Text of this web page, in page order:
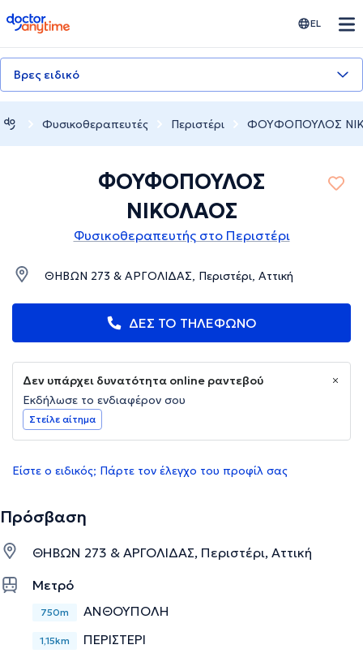
doctoranytime EL
Βρες ειδικό
Φυσικοθεραπευτές Περιστέρι ΦΟΥΦΟΠΟΥΛΟΣ
ΦΟΥΦΟΠΟΥΛΟΣ
ΝΙΚΟΛΑΟΣ
Φυσικοθεραπευτής στο Περιστέρι
ΘΗΒΩΝ 273 & ΑΡΓΟΛΙΔΑΣ, Περιστέρι, Αττική
ΔΕΣ ΤΟ ΤΗΛΕΦΩΝΟ
Δεν υπάρχει δυνατότητα online ραντεβού
Εκδήλωσε το ενδιαφέρον σου
Στείλε αίτημα
Είστε ο ειδικός; Πάρτε τον έλεγχο του προφίλ σας
Πρόσβαση
ΘΗΒΩΝ 273 & ΑΡΓΟΛΙΔΑΣ, Περιστέρι, Αττική
Μετρό
750m ΑΝΘΟΥΠΟΛΗ
1,15km ΠΕΡΙΣΤΕΡΙ